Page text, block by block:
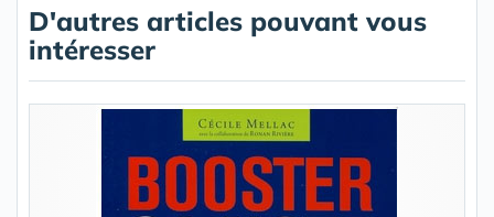
D'autres articles pouvant vous
intéresser